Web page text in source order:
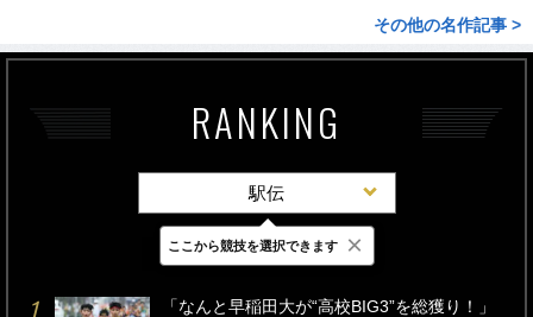
その他の名作記事 >
RANKING
駅伝
最新 24時間 週間
「なんと早稲田大が“高校BIG3”を総獲り！」
ここから競技を選択できます ×